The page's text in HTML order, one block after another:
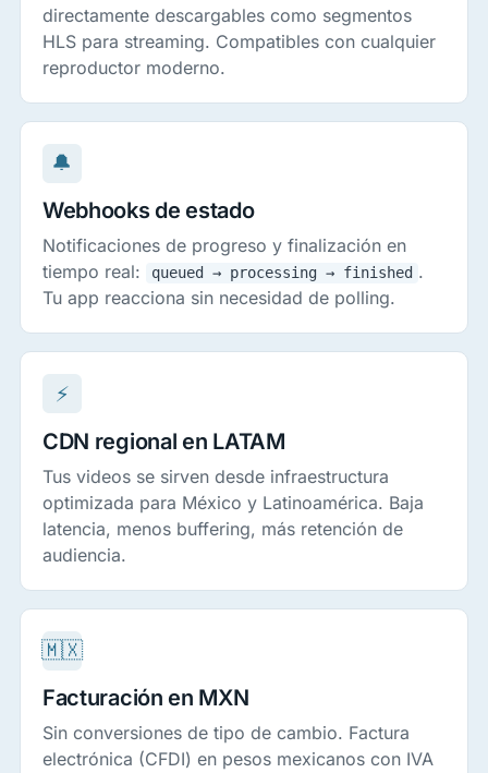
directamente descargables como segmentos
HLS para streaming. Compatibles con cualquier
reproductor moderno.
🔔
Webhooks de estado
Notificaciones de progreso y finalización en
tiempo real:
queued → processing → finished .
Tu app reacciona sin necesidad de polling.
⚡
CDN regional en LATAM
Tus videos se sirven desde infraestructura
optimizada para México y Latinoamérica. Baja
latencia, menos buffering, más retención de
audiencia.
🇲🇽
Facturación en MXN
Sin conversiones de tipo de cambio. Factura
electrónica (CFDI) en pesos mexicanos con IVA